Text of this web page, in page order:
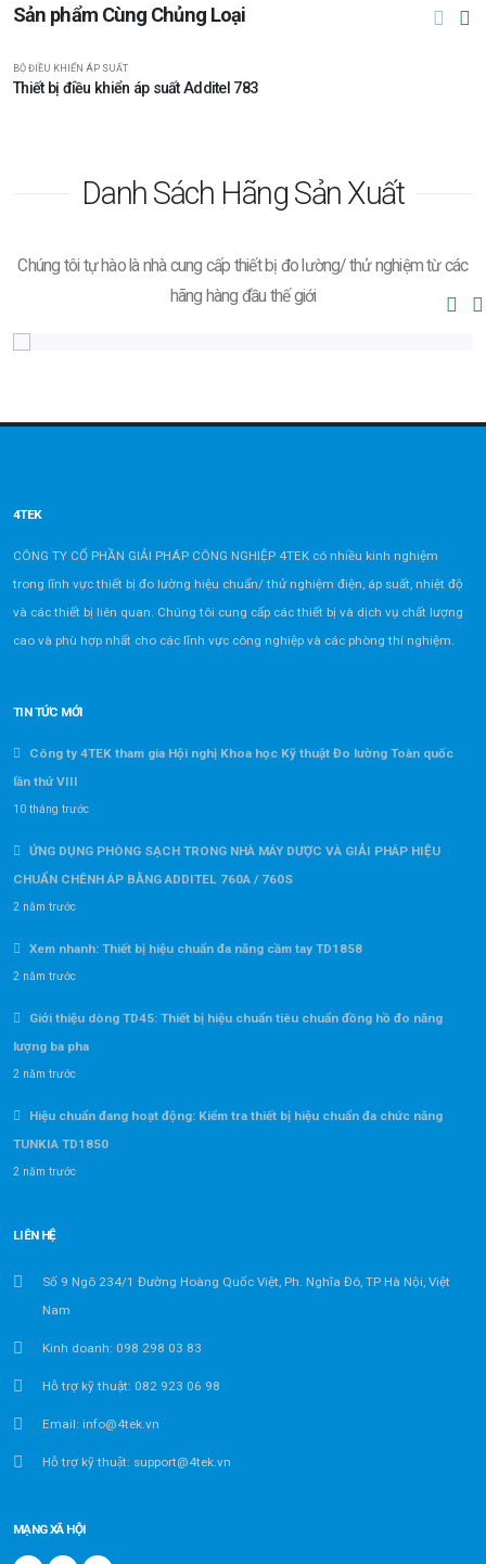
Sản phẩm Cùng Chủng Loại
BỘ ĐIỀU KHIỂN ÁP SUẤT
Thiết bị điều khiển áp suất Additel 783
Danh Sách Hãng Sản Xuất
Chúng tôi tự hào là nhà cung cấp thiết bị đo lường/ thử nghiệm từ các
hãng hàng đầu thế giới
4TEK
CÔNG TY CỔ PHẦN GIẢI PHÁP CÔNG NGHIỆP 4TEK có nhiều kinh nghiệm
trong lĩnh vực thiết bị đo lường hiệu chuẩn/ thử nghiệm điện, áp suất, nhiệt độ
và các thiết bị liên quan. Chúng tôi cung cấp các thiết bị và dịch vụ chất lượng
cao và phù hợp nhất cho các lĩnh vực công nghiệp và các phòng thí nghiệm.
TIN TỨC MỚI
Công ty 4TEK tham gia Hội nghị Khoa học Kỹ thuật Đo lường Toàn quốc
lần thứ VIII
10 tháng trước
ỨNG DỤNG PHÒNG SẠCH TRONG NHÀ MÁY DƯỢC VÀ GIẢI PHÁP HIỆU
CHUẨN CHÊNH ÁP BẰNG ADDITEL 760A / 760S
2 năm trước
Xem nhanh: Thiết bị hiệu chuẩn đa năng cầm tay TD1858
2 năm trước
Giới thiệu dòng TD45: Thiết bị hiệu chuẩn tiêu chuẩn đồng hồ đo năng
lượng ba pha
2 năm trước
Hiệu chuẩn đang hoạt động: Kiểm tra thiết bị hiệu chuẩn đa chức năng
TUNKIA TD1850
2 năm trước
LIÊN HỆ
Số 9 Ngõ 234/1 Đường Hoàng Quốc Việt, Ph. Nghĩa Đô, TP Hà Nội, Việt
Nam
Kinh doanh: 098 298 03 83
Hỗ trợ kỹ thuật: 082 923 06 98
Email: info@4tek.vn
Hỗ trợ kỹ thuật: support@4tek.vn
MẠNG XÃ HỘI